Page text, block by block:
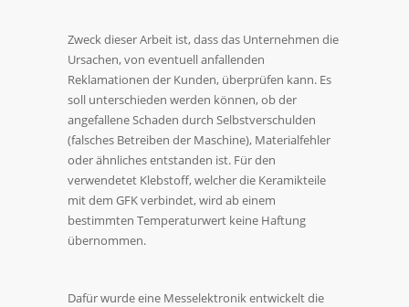
Zweck dieser Arbeit ist, dass das Unternehmen die
Ursachen, von eventuell anfallenden
Reklamationen der Kunden, überprüfen kann. Es
soll unterschieden werden können, ob der
angefallene Schaden durch Selbstverschulden
(falsches Betreiben der Maschine), Materialfehler
oder ähnliches entstanden ist. Für den
verwendetet Klebstoff, welcher die Keramikteile
mit dem GFK verbindet, wird ab einem
bestimmten Temperaturwert keine Haftung
übernommen.
Dafür wurde eine Messelektronik entwickelt die